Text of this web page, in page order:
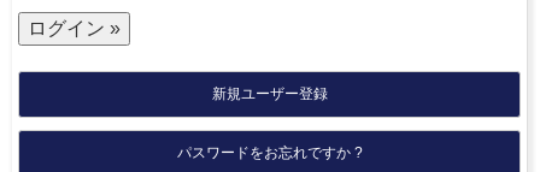
新規ユーザー登録
パスワードをお忘れですか ?